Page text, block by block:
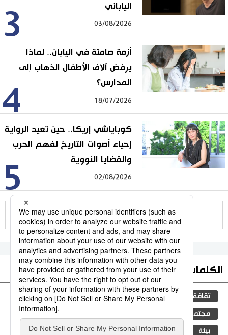
3
الياباني
03/08/2026
4
أزمة صامتة في اليابان.. لماذا
يرفض آلاف الأطفال الذهاب إلى
المدارس؟
18/07/2026
5
كوباياشي إريكا.. حين تعيد الرواية
إحياء أصوات التاريخ لفهم الحرب
والقضايا النووية
02/08/2026
للمزيد
الكلمات الأكثر بحثا
ثقافة المطبخ الياباني اليابان جيجي برس
مجتمع الحياة البرية
بيئة الكاكي